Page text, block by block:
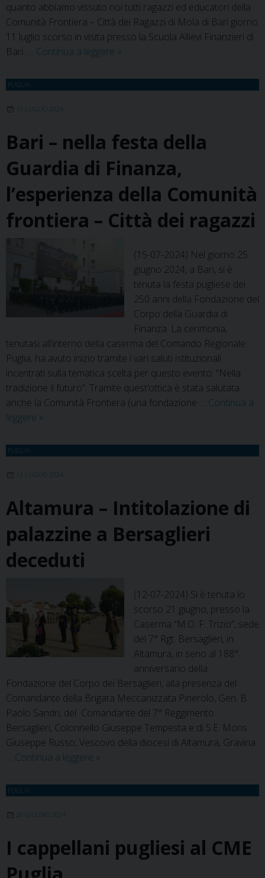
quanto abbiamo vissuto noi tutti ragazzi ed educatori della
Comunità Frontiera – Città dei Ragazzi di Mola di Bari giorno
11 luglio scorso in visita presso la Scuola Allievi Finanzieri di
Bari. … Continua a leggere Una
presso
Finanzieri
»
PUGLIA
15 LUGLIO 2024
Bari – nella festa della
Guardia di Finanza,
l’esperienza della Comunità
frontiera – Città dei ragazzi
(15-07-2024) Nel giorno 25
giugno 2024, a Bari, si è
tenuta la festa pugliese dei
250 anni della Fondazione del
Corpo della Guardia di
Finanza. La cerimonia,
tenutasi all’interno della caserma del Comando Regionale
Puglia, ha avuto inizio tramite i vari saluti istituzionali
incentrati sulla tematica scelta per questo evento: “Nella
tradizione il futuro”. Tramite quest’ottica è stata salutata
anche la Comunità Frontiera (una fondazione … Continua a
leggere Bari
nella
della
di
l’esperienza
della
Comunità
Città
dei
ragazzi
»
PUGLIA
12 LUGLIO 2024
Altamura – Intitolazione di
palazzine a Bersaglieri
deceduti
(12-07-2024) Si è tenuta lo
scorso 21 giugno, presso la
Caserma “M.O. F. Trizio”, sede
del 7° Rgt. Bersaglieri, in
Altamura, in seno al 188°
anniversario della
Fondazione del Corpo dei Bersaglieri, alla presenza del
Comandante della Brigata Meccanizzata Pinerolo, Gen. B.
Paolo Sandri, del Comandante del 7° Reggimento
Bersaglieri, Colonnello Giuseppe Tempesta e di S.E. Mons.
Giuseppe Russo, Vescovo della diocesi di Altamura, Gravina
… Continua a leggere Altamura
Intitolazione
Bersaglieri
deceduti
»
PUGLIA
28 GIUGNO 2024
I cappellani pugliesi al CME